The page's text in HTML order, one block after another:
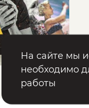
На сайте мы
необходимо
работы